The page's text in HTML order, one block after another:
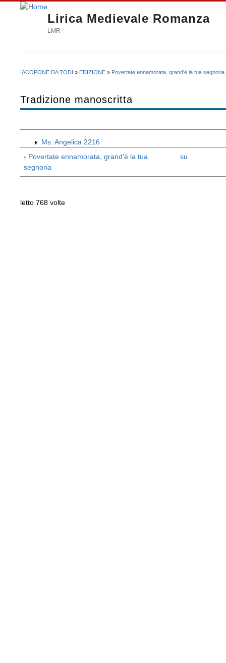
Lirica Medievale Romanza
LMR
IACOPONE DA TODI » EDIZIONE » Povertate ennamorata, grand'è la tua segnoria
Tradizione manoscritta
Ms. Angelica 2216
‹ Povertate ennamorata, grand'è la tua
segnoria
su
letto 768 volte